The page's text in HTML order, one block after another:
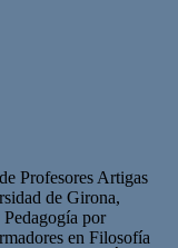
Profesores Artigas
de Girona,
por
en Filosofía